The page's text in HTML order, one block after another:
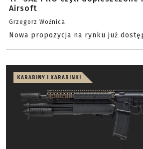
Airsoft
Grzegorz Woźnica
Nowa propozycja na rynku już
KARABINY I KARABINKI